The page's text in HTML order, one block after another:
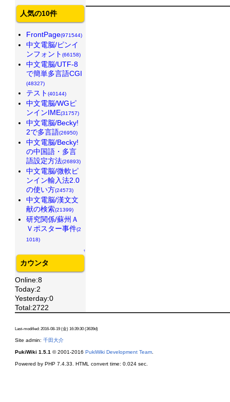
人気の10件
FrontPage(971544)
中文電脳/ピンイ
ンフォント (66158)
中文電脳/UTF-8
で簡単多言語CGI
(48327)
テスト (40144)
中文電脳/WGピ
ンインIME(31757)
中文電脳/Becky!
2で多言語(26950)
中文電脳/Becky!
の中国語・多言
語設定方法(26893)
中文電脳/微軟ピ
ンイン輸入法2.0
の使い方(24573)
中文電脳/漢文文
献の検索(21399)
研究関係/蘇州Ａ
Ｖポスター事件(2
1018)
↑
カウンタ
Online:8
Today:2
Yesterday:0
Total:2722
Last-modified: 2016-08-19 (金) 16:39:30 (3639d)
Site admin: 千田大介
PukiWiki 1.5.1 © 2001-2016 PukiWiki Development Team.
Powered by PHP 7.4.33. HTML convert time: 0.024 sec.